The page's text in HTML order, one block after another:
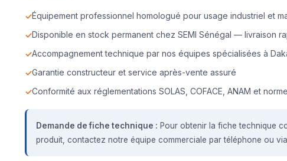
Équipement professionnel homologué pour usage industriel et
Disponible en stock permanent chez SEMI Sénégal — livraison
Accompagnement technique par nos équipes spécialisées à
Garantie constructeur et service après-vente assuré
Conformité aux réglementations SOLAS, COFACE, ANAM et
Demande de fiche technique : Pour obtenir la fiche technique
produit, contactez notre équipe commerciale par téléphone ou